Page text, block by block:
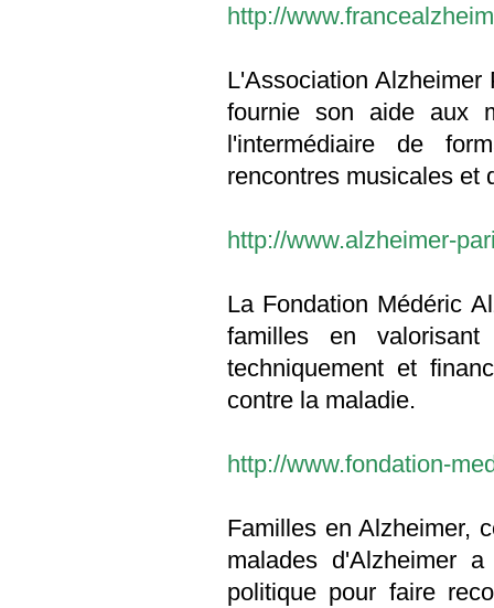
http://
L'Association
fournie son aide aux
l'intermédiaire de
rencontres musicales et
http://www.alzheimer-
La Fondation Médéric
familles en
techniquement et
contre la maladie.
http://www.fondation-
Familles en Alzheimer,
malades d'Alzheimer
politique pour faire